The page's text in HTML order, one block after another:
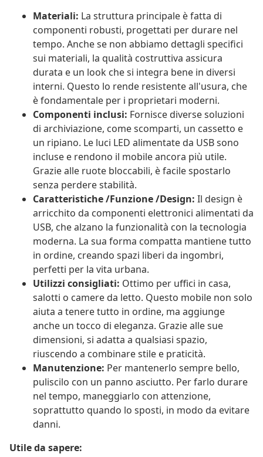
Materiali: La struttura principale è fatta di
componenti robusti, progettati per durare nel
tempo. Anche se non abbiamo dettagli specifici
sui materiali, la qualità costruttiva assicura
durata e un look che si integra bene in diversi
interni. Questo lo rende resistente all'usura, che
è fondamentale per i proprietari moderni.
Componenti inclusi: Fornisce diverse soluzioni
di archiviazione, come scomparti, un cassetto e
un ripiano. Le luci LED alimentate da USB sono
incluse e rendono il mobile ancora più utile.
Grazie alle ruote bloccabili, è facile spostarlo
senza perdere stabilità.
Caratteristiche /Funzione /Design: Il design è
arricchito da componenti elettronici alimentati da
USB, che alzano la funzionalità con la tecnologia
moderna. La sua forma compatta mantiene tutto
in ordine, creando spazi liberi da ingombri,
perfetti per la vita urbana.
Utilizzi consigliati: Ottimo per uffici in casa,
salotti o camere da letto. Questo mobile non solo
aiuta a tenere tutto in ordine, ma aggiunge
anche un tocco di eleganza. Grazie alle sue
dimensioni, si adatta a qualsiasi spazio,
riuscendo a combinare stile e praticità.
Manutenzione: Per mantenerlo sempre bello,
puliscilo con un panno asciutto. Per farlo durare
nel tempo, maneggiarlo con attenzione,
soprattutto quando lo sposti, in modo da evitare
danni.
Utile da sapere: